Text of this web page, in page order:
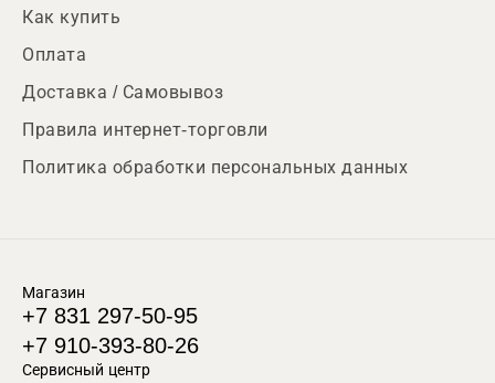
Как купить
Оплата
Доставка / Самовывоз
Правила интернет-торговли
Политика обработки персональных данных
Магазин
+7 831 297-50-95
+7 910-393-80-26
Сервисный центр